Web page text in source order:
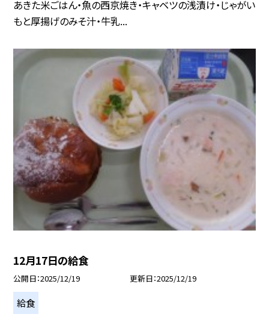
あきた米ごはん・魚の西京焼き・キャベツの浅漬け・じゃがい
もと厚揚げのみそ汁・牛乳...
12月17日の給食
公開日 2025/12/19 更新日 2025/12/19
給食